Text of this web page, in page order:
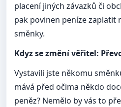
placení jiných závazků či
pak povinen peníze zaplatit
směnky.
Kdyz se změní věřitel:
Vystavili jste někomu
mává před očima někdo
peněz? Nemělo by vás to